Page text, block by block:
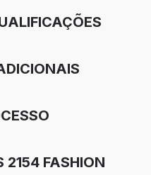
2154 FASHION